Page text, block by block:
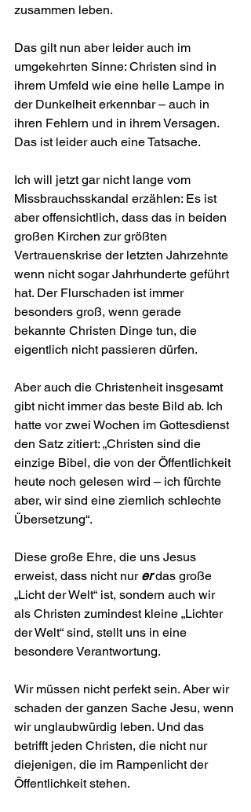
zusammen leben.
Das gilt nun aber leider auch im
umgekehrten Sinne: Christen sind in
ihrem Umfeld wie eine helle Lampe in
der Dunkelheit erkennbar – auch in
ihren Fehlern und in ihrem Versagen.
Das ist leider auch eine Tatsache.
Ich will jetzt gar nicht lange vom
Missbrauchs­skandal erzählen: Es ist
aber offensichtlich, dass das in beiden
großen Kirchen zur größten
Vertrauenskrise der letzten Jahrzehnte
wenn nicht sogar Jahrhunderte geführt
hat. Der Flurschaden ist immer
besonders groß, wenn gerade
bekannte Christen Dinge tun, die
eigentlich nicht passieren dürfen.
Aber auch die Christenheit insgesamt
gibt nicht immer das beste Bild ab. Ich
hatte vor zwei Wochen im Gottesdienst
den Satz zitiert: „Christen sind die
einzige Bibel, die von der Öffentlichkeit
heute noch gelesen wird – ich fürchte
aber, wir sind eine ziemlich schlechte
Übersetzung“.
Diese große Ehre, die uns Jesus
erweist, dass nicht nur er das große
„Licht der Welt“ ist, sondern auch wir
als Christen zumindest kleine „Lichter
der Welt“ sind, stellt uns in eine
besondere Verantwortung.
Wir müssen nicht perfekt sein. Aber wir
schaden der ganzen Sache Jesu, wenn
wir unglaubwürdig leben. Und das
betrifft jeden Christen, die nicht nur
diejenigen, die im Rampenlicht der
Öffentlichkeit stehen.